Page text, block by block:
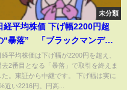
未分類
経平均株価 下げ幅2200円超
“暴落” 「ブラックマンデ
」翌日に次ぐ歴代2位の下げ幅
｜TBS NEWS DIG
経平均株価は下げ幅が2200円を超え、
去2番目となる「暴落」で取引を終えま
た。東証から中継です。 下げ幅は実に
近い2216円。円高...